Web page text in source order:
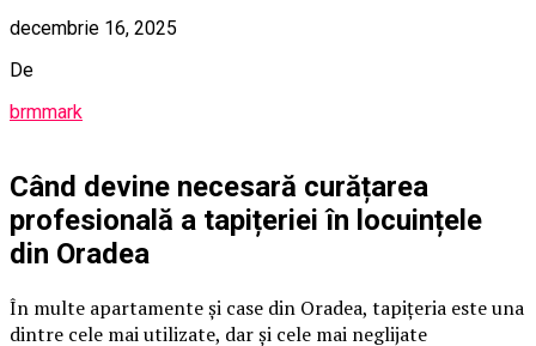
decembrie 16, 2025
De
brmmark
Când devine necesară curățarea
profesională a tapițeriei în locuințele
din Oradea
În multe apartamente și case din Oradea, tapițeria este una
dintre cele mai utilizate, dar și cele mai neglijate